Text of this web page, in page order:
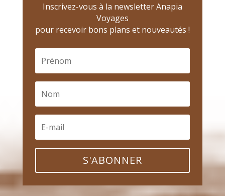
Inscrivez-vous à la newsletter Anapia
Voyages
pour recevoir bons plans et nouveautés !
S'ABONNER